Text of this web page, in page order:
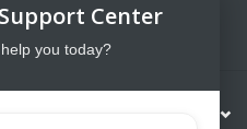
Support Center
you today?